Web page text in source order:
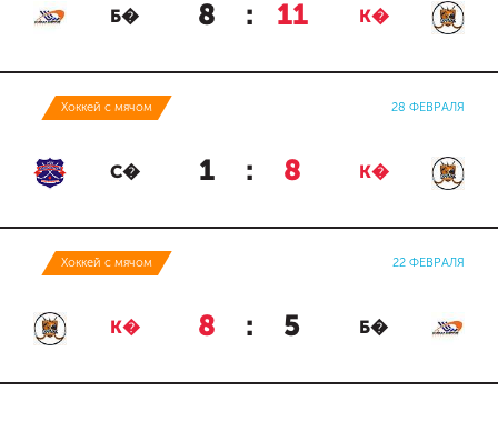
Б� 8 : 11 К�
Хоккей с мячом 28 ФЕВРАЛЯ
С� 1 : 8 К�
Хоккей с мячом 22 ФЕВРАЛЯ
К� 8 : 5 Б�